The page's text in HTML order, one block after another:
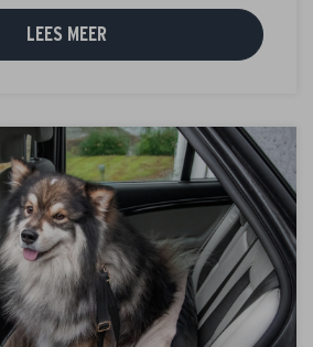
LEES MEER